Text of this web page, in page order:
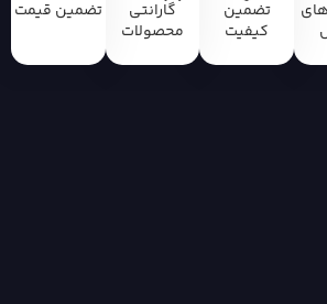
تضمین
کیفیت
گارانتی
محصولات
تضمین قیمت